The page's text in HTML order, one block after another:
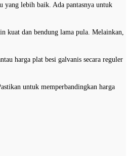
yang lebih baik. Ada pantasnya untuk
kuat dan bendung lama pula. Melainkan,
harga plat besi galvanis secara reguler
untuk memperbandingkan harga